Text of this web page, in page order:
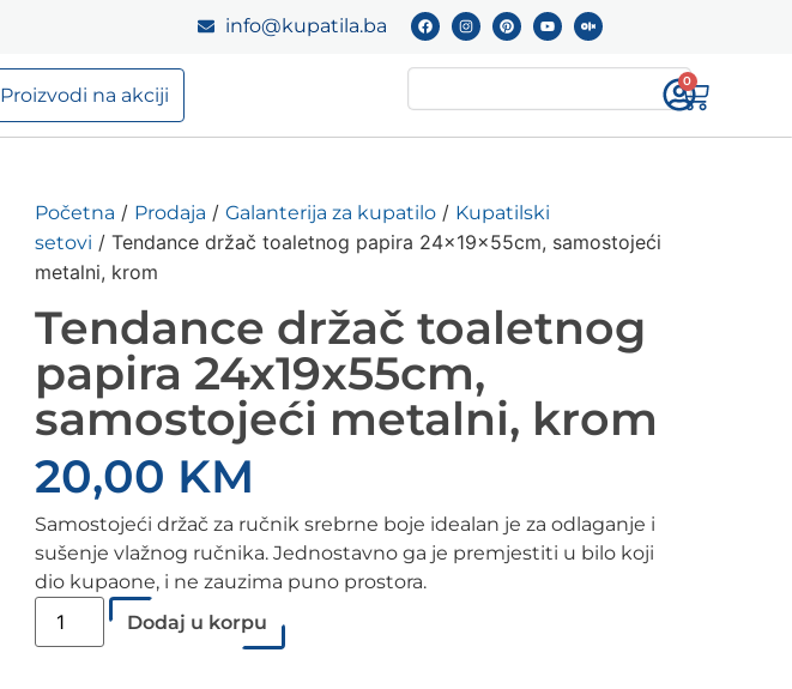
info@kupatila.ba
Proizvodi na akciji
0
Početna / Prodaja / Galanterija za kupatilo / Kupatilski
setovi / Tendance držač toaletnog papira 24x19x55cm, samostojeći
metalni, krom
Tendance držač toaletnog
papira 24x19x55cm,
samostojeći metalni, krom
20,00 KM
Samostojeći držač za ručnik srebrne boje idealan je za odlaganje i
sušenje vlažnog ručnika. Jednostavno ga je premjestiti u bilo koji
dio kupaone, i ne zauzima puno prostora.
Dodaj u korpu